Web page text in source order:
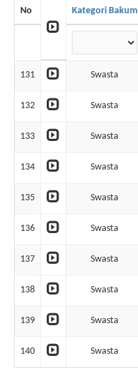
No Kategori Bakum
131 Swasta
132 Swasta
133 Swasta
134 Swasta
135 Swasta
136 Swasta
137 Swasta
138 Swasta
139 Swasta
140 Swasta